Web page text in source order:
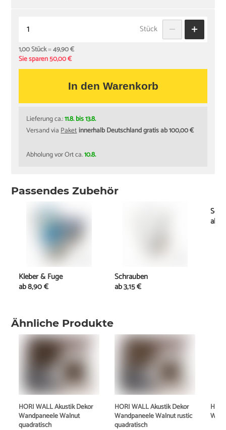
Stück
1,00 Stück=49,90 €
Sie sparen 50,00 €
In den Warenkorb
Lieferung ca.:11.8. bis 13.8.
Versand viaPaketinnerhalb Deutschland gratis ab 100,00 €
Abholung vor Ort ca.10.8.
Ähnliche Produkte
HORI WALL Akustik Dekor
Wandpaneele Walnut
quadratisch
HORI WALL Akustik Dekor
Wandpaneele Walnut rustic
quadratisch
Passendes Zubehör
Kleber & Fuge
ab8,90 €
Schrauben
ab3,15 €
ab